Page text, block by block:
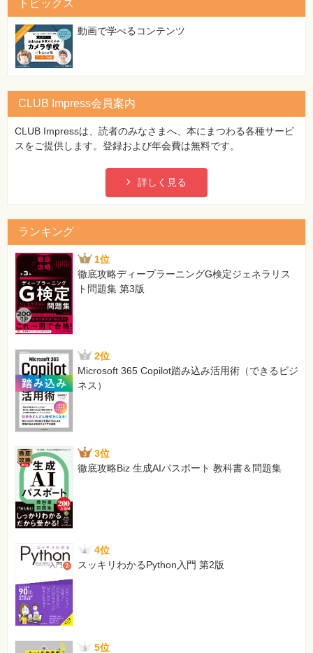
トピックス
動画で学べるコンテンツ
CLUB Impress会員案内
CLUB Impressは、読者のみなさまへ、本にまつわる各種サービ
スをご提供します。登録および年会費は無料です。
詳しく見る
ランキング
1位
徹底攻略ディープラーニングG検定ジェネラリス
ト問題集 第3版
2位
Microsoft 365 Copilot踏み込み活用術（できるビジ
ネス）
3位
徹底攻略Biz 生成AIパスポート 教科書＆問題集
4位
スッキリわかるPython入門 第2版
5位